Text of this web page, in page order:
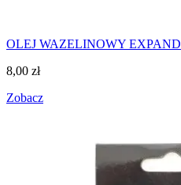
OLEJ WAZELINOWY EXPAND
8,00 zł
Zobacz